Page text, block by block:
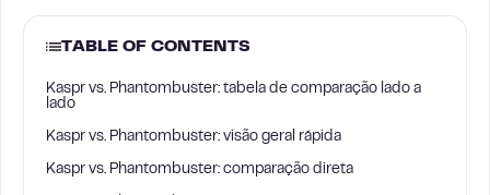
TABLE OF CONTENTS
Kaspr vs. Phantombuster: tabela de comparação lado a
lado
Kaspr vs. Phantombuster: visão geral rápida
Kaspr vs. Phantombuster: comparação direta